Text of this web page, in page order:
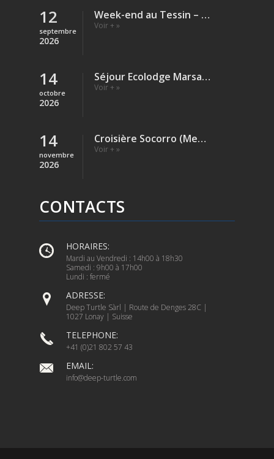
12
septembre
2026
Week-end au Tessin – Verzasca (Rivière)
Voir + »
14
octobre
2026
Séjour Ecolodge Marsa Shagra – Egypte
Voir + »
14
novembre
2026
Croisière Socorro (Mexique)
Voir + »
CONTACTS
HORAIRES:
Mardi au Vendredi : 14h00 à 18h30
Samedi : 9h00 à 17h00
Lundi : fermé
ADRESSE:
Deep Turtle Sàrl | Route de Denges 28C |
1027 Lonay | Suisse
TELEPHONE:
+41 (0)21 802 57 43
EMAIL:
info@deep-turtle.com